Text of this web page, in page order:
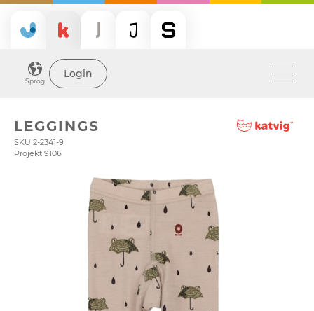
Sprog
Login
LEGGINGS
SKU 2-2341-9
Projekt 9106